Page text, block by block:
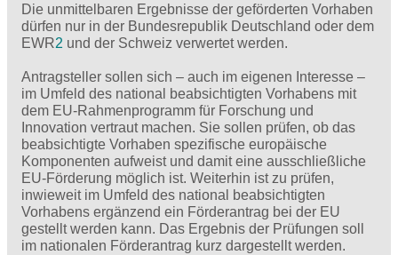
Die unmittelbaren Ergebnisse der geförderten Vorhaben
dürfen nur in der Bundesrepublik Deutschland oder dem
EWR2 und der Schweiz verwertet werden.
Antragsteller sollen sich – auch im eigenen Interesse –
im Umfeld des national beabsichtigten Vorhabens mit
dem EU-Rahmenprogramm für Forschung und
Innovation vertraut machen. Sie sollen prüfen, ob das
beabsichtigte Vorhaben spezifische europäische
Komponenten aufweist und damit eine ausschließliche
EU-Förderung möglich ist. Weiterhin ist zu prüfen,
inwieweit im Umfeld des national beabsichtigten
Vorhabens ergänzend ein Förderantrag bei der EU
gestellt werden kann. Das Ergebnis der Prüfungen soll
im nationalen Förderantrag kurz dargestellt werden.